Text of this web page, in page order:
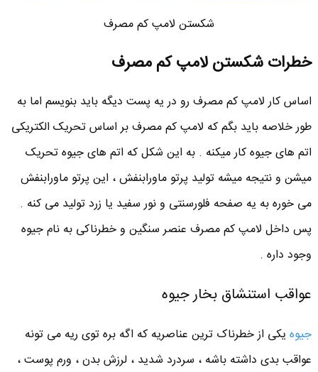
شکستن لامپ کم مصرف
خطرات شکستن لامپ کم مصرف
اساس کار لامپ کم مصرف رو در یه پست دیگه باید بنویسم اما به
طور خلاصه باید بگم که لامپ کم مصرف بر اساس تحریک الکتریکی
اتم های جیوه کار میکنه . به این شکل که اتم های جیوه تحریک
میشن و نتیجه میشه تولید پرتو ماورابنفش ، این پرتو ماورابنفش
می خوره به یه صفحه فلورسنتی و نور سفید یا زرد تولید می کنه .
پس داخل لامپ کم مصرف عنصر سنگین و خطرناکی به نام جیوه
وجود داره .
عواقب استنشاق بخار جیوه
جیوه یکی از خطرناک ترین عناصریه که اگه بره توی ریه می تونه
عواقب بدی داشته باشه ، سردرد شدید ، لرزش بدن ، ورم پوست ،